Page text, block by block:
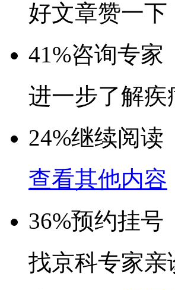
好文章赞一下
41%咨询专家
进一步了解疾
24%继续阅读
查看其他内容
36%预约挂号
找京科专家亲